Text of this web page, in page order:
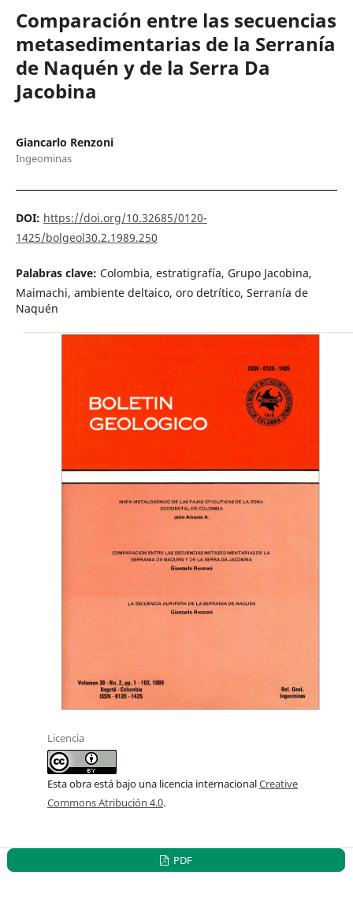
Comparación entre las secuencias
metasedimentarias de la Serranía
de Naquén y de la Serra Da
Jacobina
Giancarlo Renzoni
Ingeominas
DOI: https://doi.org/10.32685/0120-
1425/bolgeol30.2.1989.250
Palabras clave: Colombia, estratigrafía, Grupo Jacobina,
Maimachi, ambiente deltaico, oro detrítico, Serranía de
Naquén
Licencia
Esta obra está bajo una licencia internacionalCreative
Commons Atribución 4.0.
PDF